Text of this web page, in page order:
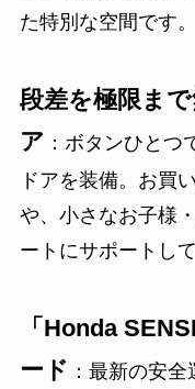
た特別な空間です。
段差を極限ま
ア ：ボタンひとつ
ドアを装備。お買
や、小さなお子様
ートにサポートし
「Honda
ード ：最新の安